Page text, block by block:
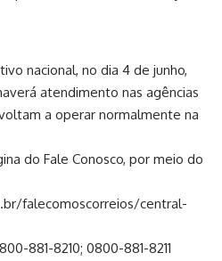
nacional, no dia 4 de junho,
atendimento nas agências
a operar normalmente na
do Fale Conosco, por meio do
falecomoscorreios/central-
881-8210; 0800-881-8211